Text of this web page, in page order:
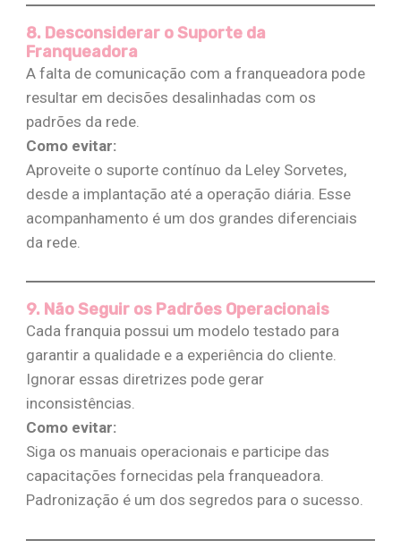
8. Desconsiderar o Suporte da
Franqueadora
A falta de comunicação com a franqueadora pode
resultar em decisões desalinhadas com os
padrões da rede.
Como evitar:
Aproveite o suporte contínuo da Leley Sorvetes,
desde a implantação até a operação diária. Esse
acompanhamento é um dos grandes diferenciais
da rede​.
9. Não Seguir os Padrões Operacionais
Cada franquia possui um modelo testado para
garantir a qualidade e a experiência do cliente.
Ignorar essas diretrizes pode gerar
inconsistências.
Como evitar:
Siga os manuais operacionais e participe das
capacitações fornecidas pela franqueadora.
Padronização é um dos segredos para o sucesso​.